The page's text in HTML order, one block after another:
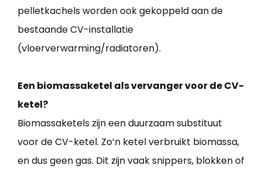
pelletkachels worden ook gekoppeld aan de
bestaande CV-installatie
(vloerverwarming/radiatoren).
Een biomassaketel als vervanger voor de CV-
ketel?
Biomassaketels zijn een duurzaam substituut
voor de CV-ketel. Zo’n ketel verbruikt biomassa,
en dus geen gas. Dit zijn vaak snippers, blokken of